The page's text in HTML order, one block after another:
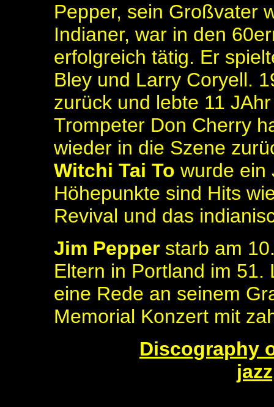
Pepper, sein Großvater
Indianer, war in den
erfolgreich tätig. Er
Bley und Larry Coryell.
zurück und lebte 11
Trompeter Don Cherry
wieder in die Szene
Witchi Tai To wurde ein
Höhepunkte sind Hits
Revival und das
Jim Pepper starb am
Eltern in Portland im 51.
eine Rede an seinem
Memorial Konzert mit
Discography